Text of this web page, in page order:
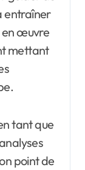
entraîner
en œuvre
mettant
tant que
point de